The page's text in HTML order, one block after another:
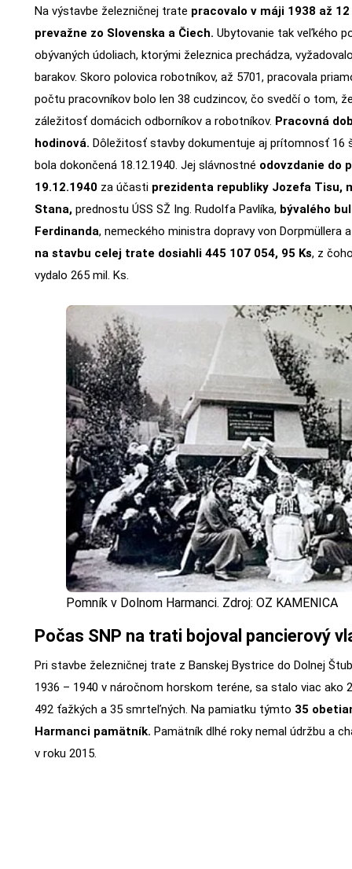
Na výstavbe železničnej trate pracovalo v máji 1938 až
prevažne zo Slovenska a Čiech. Ubytovanie tak veľkého
obývaných údoliach, ktorými železnica prechádza,
barakov. Skoro polovica robotníkov, až 5701, pracovala
počtu pracovníkov bolo len 38 cudzincov, čo svedčí o tom,
záležitosť domácich odborníkov a robotníkov. Pracovná
hodinová. Dôležitosť stavby dokumentuje aj prítomnosť 16
bola dokončená 18.12.1940. Jej slávnostné odovzdanie do
19.12.1940za účasti prezidenta republiky Jozefa Tisu,
Stana,prednostu ÚSS SŽ Ing. Rudolfa Pavlíka, bývalého
Ferdinanda, nemeckého ministra dopravy von Dorpmüllera
na stavbu celej trate dosiahli 445 107 054, 95 Ks, z
vydalo 265 mil. Ks.
Pomník v Dolnom Harmanci. Zdroj: OZ KAMENICA
Počas SNP na trati bojoval pancierový
Pri stavbe železničnej trate z Banskej Bystrice do Dolnej
1936 – 1940 v náročnom horskom teréne, sa stalo viac ako
492 ťažkých a 35 smrteľných. Na pamiatku týmto 35
Harmanci pamätník. Pamätník dlhé roky nemal údržbu a
v roku 2015.